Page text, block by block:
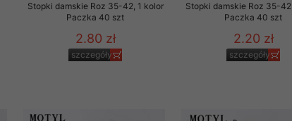
Stopki damskie Roz 35-42, 1 kolor
Paczka 40 szt
2.80 zł
szczegóły
Stopki damskie Roz 35-
Paczka 40 szt
2.20 zł
szczegóły